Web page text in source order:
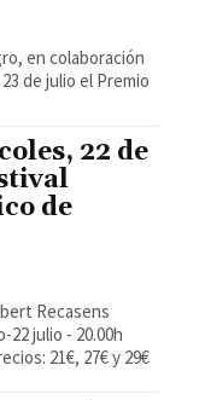
en colaboración
de julio el Premio
22 de
de
22 julio - 20.00h
21€, 27€ y 29€